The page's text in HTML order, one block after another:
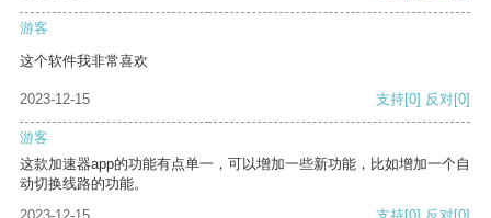
游客
这个软件我非常喜欢
2023-12-15 支持[0] 反对[0]
游客
这款加速器app的功能有点单一，可以增加一些新功能，比如增加一个自
动切换线路的功能。